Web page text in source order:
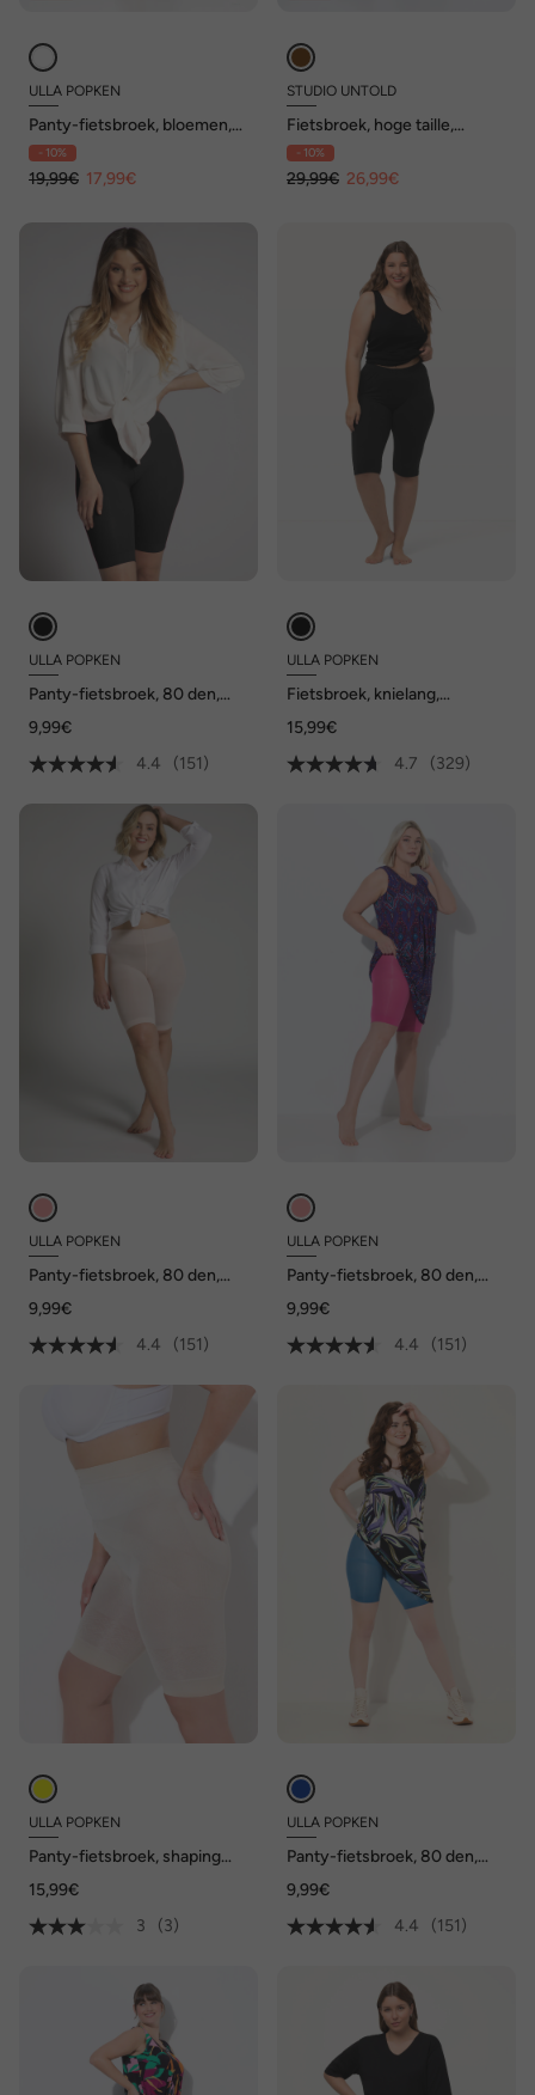
ULLA POPKEN
Panty-fietsbroek, bloemen,
mesh
- 10%
19,99€ 17,99€
STUDIO UNTOLD
Fietsbroek, hoge taille,
ribjersey, elastische
tailleband
- 10%
29,99€ 26,99€
ULLA POPKEN
Panty-fietsbroek, 80 den,
knielang
9,99€
4.4
(151)
ULLA POPKEN
Fietsbroek, knielang,
15,99€
4.7
(329)
ULLA POPKEN
Panty-fietsbroek, 80 den,
knielang
9,99€
4.4
(151)
ULLA POPKEN
Panty-fietsbroek, 80 den,
knielang
9,99€
4.4
(151)
ULLA POPKEN
Panty-fietsbroek, shaping
15,99€
3
(3)
ULLA POPKEN
Panty-fietsbroek, 80 den,
knielang
9,99€
4.4
(151)